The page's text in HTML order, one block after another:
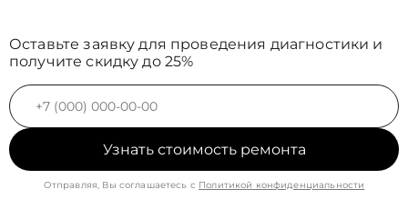
Оставьте заявку для проведения диагностики и
получите скидку до 25%
Узнать стоимость ремонта
Отправляя, Вы соглашаетесь с Политикой конфиденциальности